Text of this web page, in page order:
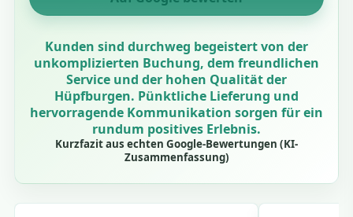
Kunden sind durchweg begeistert von der
unkomplizierten Buchung, dem freundlichen
Service und der hohen Qualität der
Hüpfburgen. Pünktliche Lieferung und
hervorragende Kommunikation sorgen für ein
rundum positives Erlebnis.
Kurzfazit aus echten Google-Bewertungen (KI-
Zusammenfassung)